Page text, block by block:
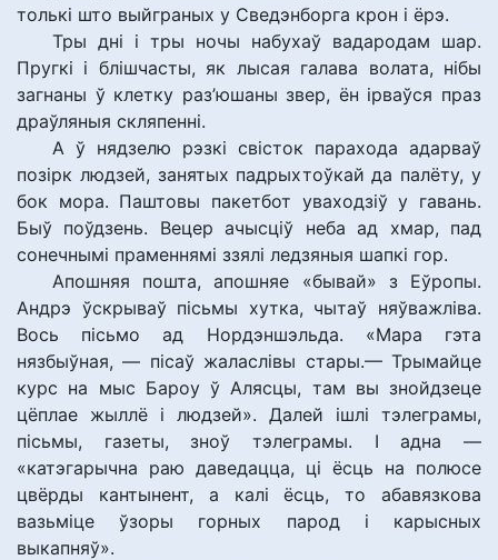
толькі што выйграных у Сведэнборга крон і ёрэ.
Тры дні і тры ночы набухаў вадародам шар.
Пругкі і блішчасты, як лысая галава волата, нібы
загнаны ў клетку раз’юшаны звер, ён ірваўся праз
драўляныя скляпенні.
А ў нядзелю рэзкі свісток парахода адарваў
позірк людзей, занятых падрыхтоўкай да палёту, у
бок мора. Паштовы пакетбот уваходзіў у гавань.
Быў поўдзень. Вецер ачысціў неба ад хмар, пад
сонечнымі праменнямі ззялі ледзяныя шапкі гор.
Апошняя пошта, апошняе «бывай» з Еўропы.
Андрэ ўскрываў пісьмы хутка, чытаў няўважліва.
Вось пісьмо ад Нордэншэльда. «Мара гэта
нязбыўная, — пісаў жаласлівы стары.— Трымайце
курс на мыс Бароу ў Алясцы, там вы знойдзеце
цёплае жыллё і людзей». Далей ішлі тэлеграмы,
пісьмы, газеты, зноў тэлеграмы. І адна —
«катэгарычна раю даведацца, ці ёсць на полюсе
цвёрды кантынент, а калі ёсць, то абавязкова
вазьміце ўзоры горных парод і карысных
выкапняў».